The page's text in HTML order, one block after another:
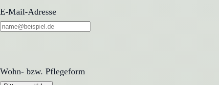
E-Mail-Adresse
Wohn- bzw. Pflegeform
Wohn- bzw. Pflegeform